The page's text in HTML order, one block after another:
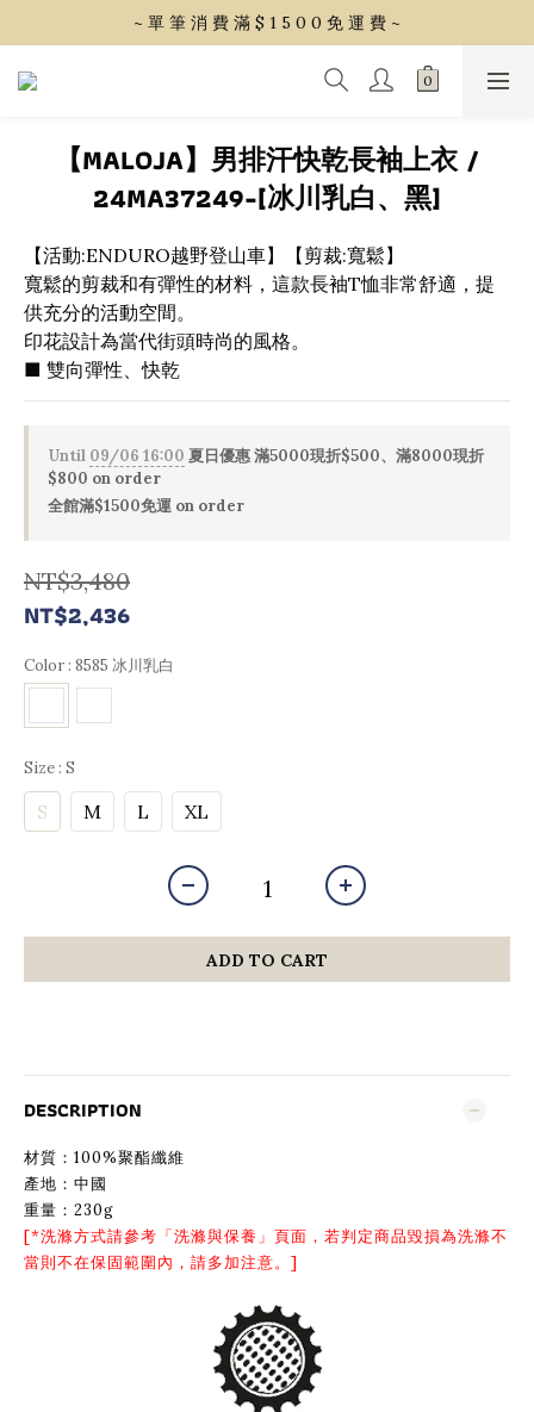
~ 單 筆 消 費 滿 $ 1 5 0 0 免 運 費 ~
~ 單 筆 消 費 滿 $ 1 5 0 0 免 運 費 ~
會 員 享 2% 點 數 回 饋 (1點=1元)
【MALOJA】男排汗快乾長袖上衣 /
24MA37249-[冰川乳白、黑]
【活動:ENDURO越野登山車】【剪裁:寬鬆】
寬鬆的剪裁和有彈性的材料，這款長袖T恤非常舒適，提
供充分的活動空間。
印花設計為當代街頭時尚的風格。
■ 雙向彈性、快乾
Until 09/06 16:00 夏日優惠 滿5000現折$500、滿8000現折
$800 on order
全館滿$1500免運 on order
NT$3,480
NT$2,436
Color : 8585 冰川乳白
Size : S
S M L XL
ADD TO CART
DESCRIPTION
材質：100%聚酯纖維
產地：中國
重量：230g
[*洗滌方式請參考「洗滌與保養 」頁面，若判定商品毀損為洗滌不
當則不在保固範圍內，請多加注意。]